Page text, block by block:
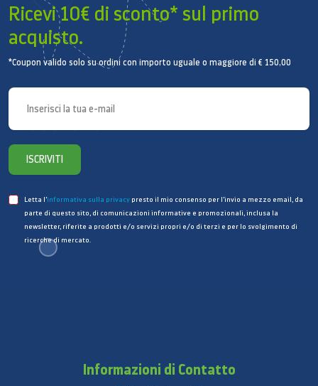
Sistema Operativo
Sistema Operativo
Display
Tecnologia (Schermo Principale)
Super AMOLED
Dimensioni (Schermo Principale)
4,3"
Risoluzione (Schermo Principale)
540 x 960 (qHD)
Ricevi 10€ di sconto* sul primo
acquisto.
*Coupon valido solo su ordini con importo uguale o maggiore di € 150,00
ISCRIVITI
Letta l’informativa sulla privacy presto il mio consenso per l’invio a mezzo email, da
parte di questo sito, di comunicazioni informative e promozionali, inclusa la
newsletter, riferite a prodotti e/o servizi propri e/o di terzi e per lo svolgimento di
ricerche di mercato.
Informazioni di Contatto